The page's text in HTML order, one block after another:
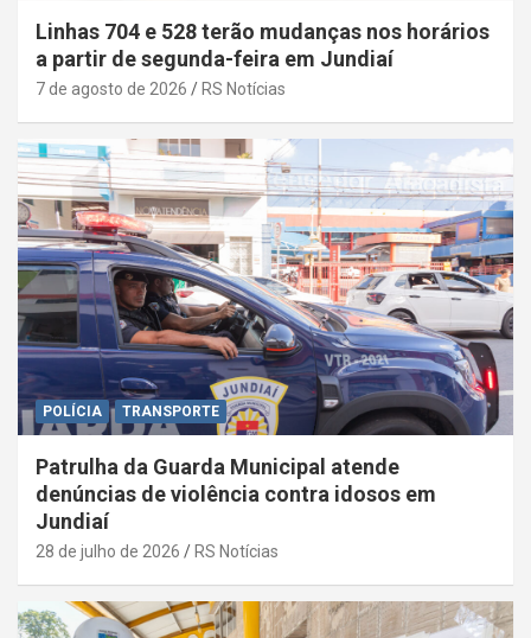
Linhas 704 e 528 terão mudanças nos horários
a partir de segunda-feira em Jundiaí
7 de agosto de 2026 RS Notícias
POLÍCIA TRANSPORTE
Patrulha da Guarda Municipal atende
denúncias de violência contra idosos em
Jundiaí
28 de julho de 2026 RS Notícias